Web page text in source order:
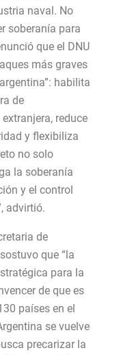
naval. No
soberanía para
que el DNU
más graves
habilita
de
reduce
y flexibiliza
no solo
la soberanía
y el control
advirtió.
de
que “la
para la
de que es
países en el
se vuelve
precarizar la